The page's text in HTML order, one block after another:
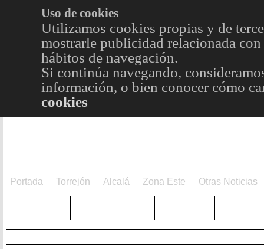
Uso de cookies
Utilizamos cookies propias y de
mostrarle publicidad relacionada
hábitos de navegación.
Si continúa navegando,
información, o bien conocer cómo
cookies
Portada Torrejón Alcalá Zona Este Otras Noticias